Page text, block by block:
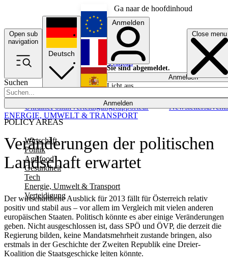
Ga naar de hoofdinhoud
Open sub
navigation
Close menu
Suchen
Anmelden
POLICY AREAS
Wirtschaft
Politik
Agrifood
Gesundheit
Tech
Energie, Umwelt & Transport
Verteidigung
UkrainePolitikVerteidigungRapporteur NewslettersEvents
Deutsch
English
Français
Anmelden
Sie sind abgemeldet.
Anmelden
Licht aus
Veränderungen der politischen
Landschaft erwartet
Der wirtschaftliche Ausblick für 2013 fällt für Österreich relativ
positiv und stabil aus – vor allem im Vergleich mit vielen anderen
europäischen Staaten. Politisch könnte es aber einige Veränderungen
geben. Nicht ausgeschlossen ist, dass SPÖ und ÖVP, die derzeit die
Regierung bilden, keine Mandatsmehrheit zustande bringen, also
erstmals in der Geschichte der Zweiten Republik eine Dreier-
Koalition die Staatsgeschicke leiten könnte.
ENERGIE, UMWELT & TRANSPORT